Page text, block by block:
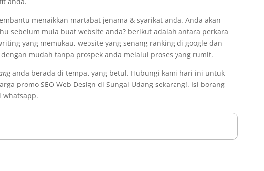
menaikkan martabat jenama & syarikat anda. Anda akan
sebelum mula buat website anda? berikut adalah antara perkara
yang memukau, website yang senang ranking di google dan
mudah tanpa prospek anda melalui proses yang rumit.
anda berada di tempat yang betul. Hubungi kami hari ini untuk
promo SEO Web Design di Sungai Udang sekarang!. Isi borang
whatsapp.